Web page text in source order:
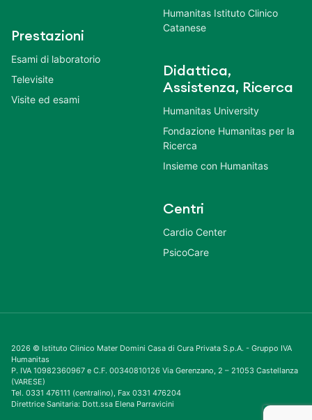
Prestazioni
Esami di laboratorio
Televisite
Visite ed esami
Humanitas Istituto Clinico
Catanese
Didattica,
Assistenza, Ricerca
Humanitas University
Fondazione Humanitas per la
Ricerca
Insieme con Humanitas
Centri
Cardio Center
PsicoCare
2026 © Istituto Clinico Mater Domini Casa di Cura Privata S.p.A. - Gruppo IVA
Humanitas
P. IVA 10982360967 e C.F. 00340810126 Via Gerenzano, 2 – 21053 Castellanza
(VARESE)
Tel. 0331 476111 (centralino), Fax 0331 476204
Direttrice Sanitaria: Dott.ssa Elena Parravicini